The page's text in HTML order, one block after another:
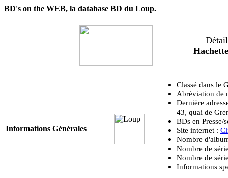
BD's on the WEB, la database BD du Loup.
Informations Générales
Classé dans le
Abréviation de
Dernière
43, quai de
BDs en Presse/
Site internet :
Nombre
Nombre de
Nombre de
Informations